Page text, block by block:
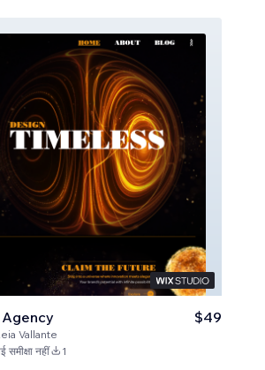
Vallante
$49
नहीं 1